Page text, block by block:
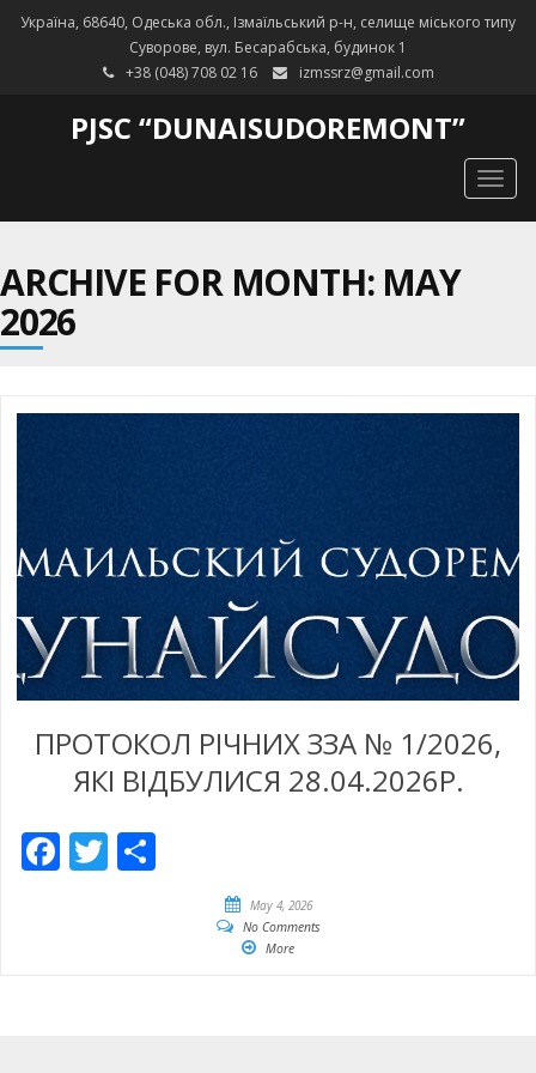
Україна, 68640, Одеська обл., Ізмаїльський р-н, селище міського типу
Суворове, вул. Бесарабська, будинок 1
+38 (048) 708 02 16
izmssrz@gmail.com
PJSC “DUNAISUDOREMONT”
ARCHIVE FOR MONTH: MAY
2026
ПРОТОКОЛ РІЧНИХ ЗЗА № 1/2026,
ЯКІ ВІДБУЛИСЯ 28.04.2026Р.
Facebook
Twitter
May 4, 2026
No Comments
More